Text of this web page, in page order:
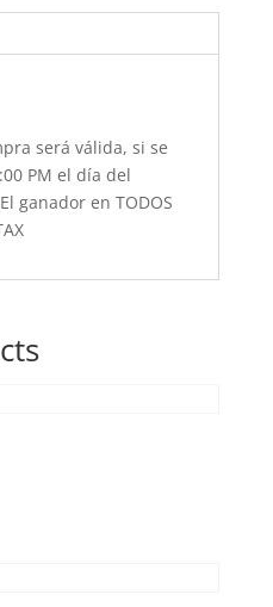
será válida, si se
PM el día del
ganador en TODOS